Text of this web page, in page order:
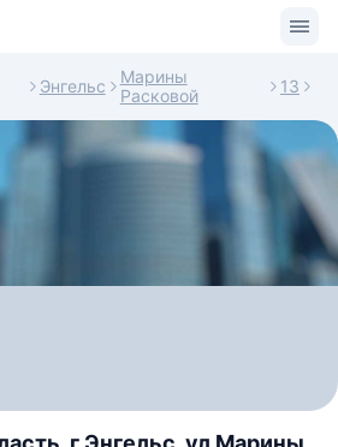
Энгельс
Марины
Расковой
13